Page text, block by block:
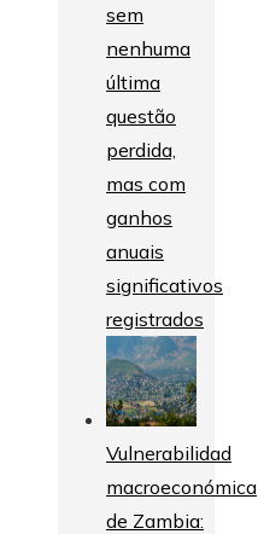
sem
nenhuma
última
questão
perdida,
mas com
ganhos
anuais
significativos
registrados
Vulnerabilidad
macroeconómica
de Zambia: